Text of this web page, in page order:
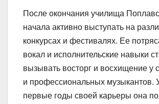
После окончания училища
начала активно выступать на
конкурсах и фестивалях. Ее
вокал и исполнительские навыки
вызывать восторг и восхищение у
и профессиональных музыкантов.
первые годы своей карьеры она